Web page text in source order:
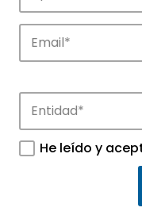
Descubre las
innovación en
Beetrics
He leído y